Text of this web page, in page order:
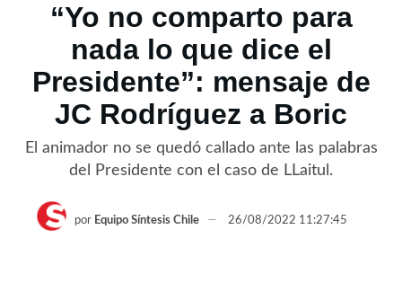
“Yo no comparto para
nada lo que dice el
Presidente”: mensaje de
JC Rodríguez a Boric
El animador no se quedó callado ante las palabras
del Presidente con el caso de LLaitul.
por Equipo Síntesis Chile 26/08/2022 11:27:45